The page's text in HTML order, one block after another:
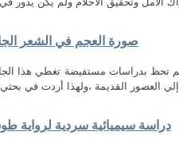
صورة العجم في الشعر
تحظ بدراسات مستفيضة تغطي هذا
دراسة سيميائية سردية لرواية